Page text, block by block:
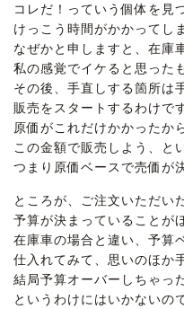
コレだ！っていう個体を見
けっこう時間がかかってし
なぜかと申しますと、在庫
私の感覚でイケると思った
その後、手直しする箇所は
販売をスタートするわけで
原価がこれだけかかったか
この金額で販売しよう、と
つまり原価ベースで売価が
ところが、ご注文いただい
予算が決まっていることが
在庫車の場合と違い、予算
仕入れてみて、思いのほか
結局予算オーバーしちゃっ
というわけにはいかないの